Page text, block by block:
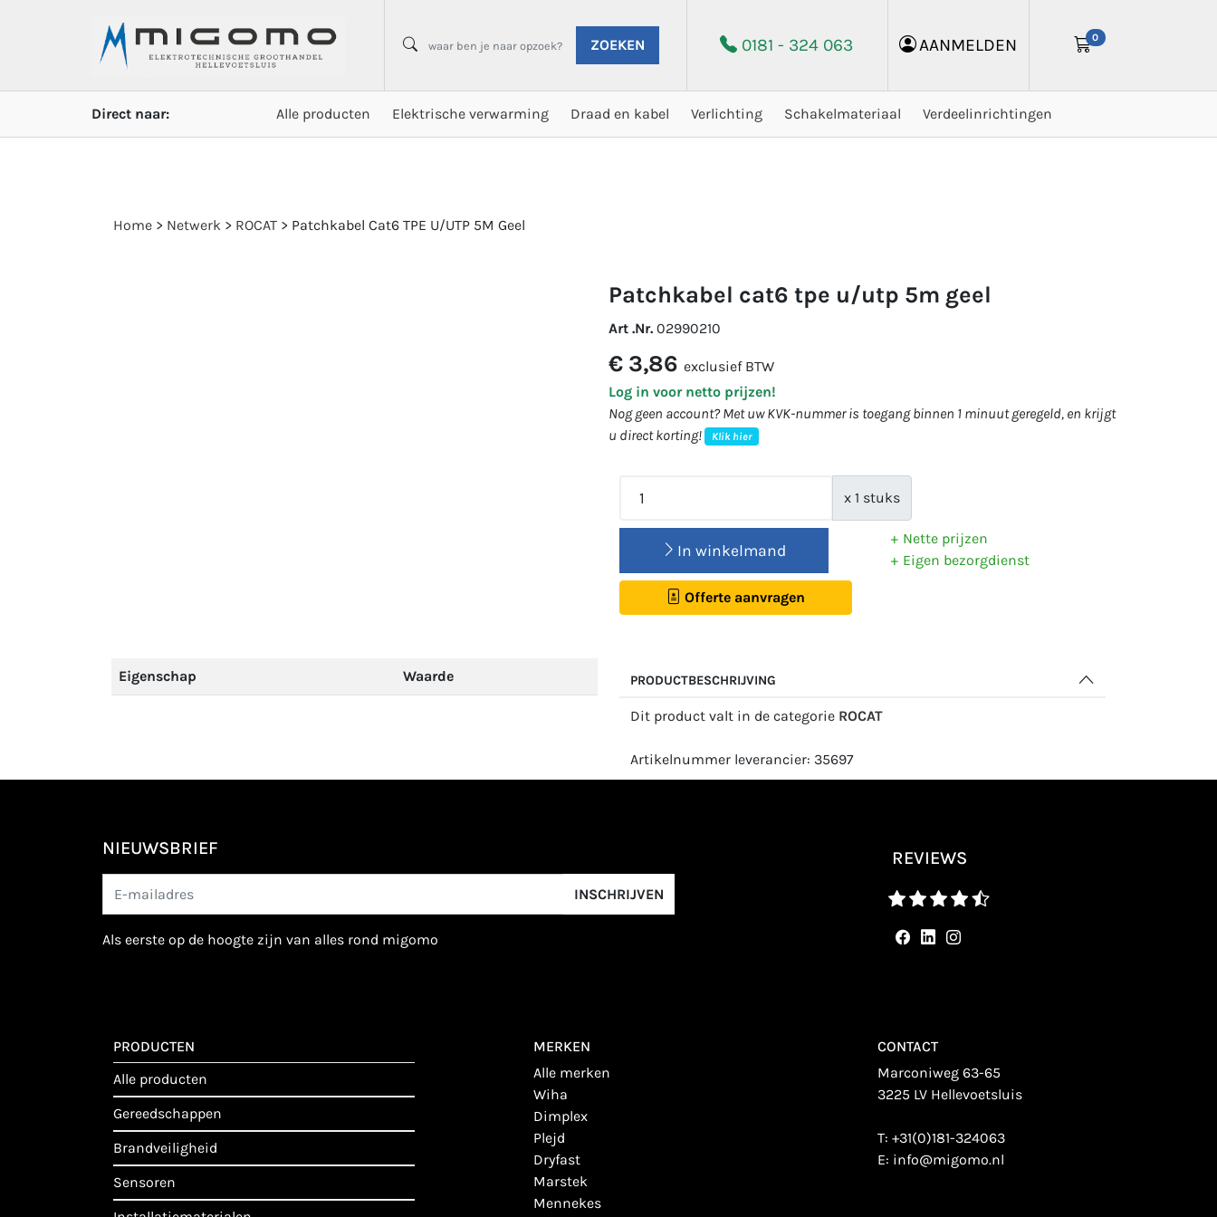
ZOEKEN 0181 - 324 063 AANMELDEN 0
Direct naar: Alle producten Elektrische verwarming Draad en kabel Verlichting Schakelmateriaal Verdeelinrichtingen
Home > Netwerk > ROCAT > Patchkabel Cat6 TPE U/UTP 5M Geel
patchkabel cat6 tpe u/utp 5m geel
Art .Nr. 02990210
€ 3,86 exclusief BTW
Log in voor netto prijzen!
Nog geen account? Met uw KVK-nummer is toegang binnen 1 minuut geregeld, en krijgt
u direct korting!
Klik hier
x 1 stuks
In winkelmand
Offerte aanvragen
Nette prijzen
Eigen bezorgdienst
Eigenschap Waarde PRODUCTBESCHRIJVING
Dit product valt in de categorie ROCAT
Artikelnummer leverancier: 35697
NIEUWSBRIEF
INSCHRIJVEN
als eerste op de hoogte zijn van alles rond migomo
REVIEWS
PRODUCTEN
alle producten
gereedschappen
brandveiligheid
sensoren
MERKEN
alle merken
wiha
dimplex
plejd
dryfast
marstek
mennekes
CONTACT
Marconiweg 63-65
3225 LV Hellevoetsluis
T:+31(0)181-324063
E: info@migomo.nl